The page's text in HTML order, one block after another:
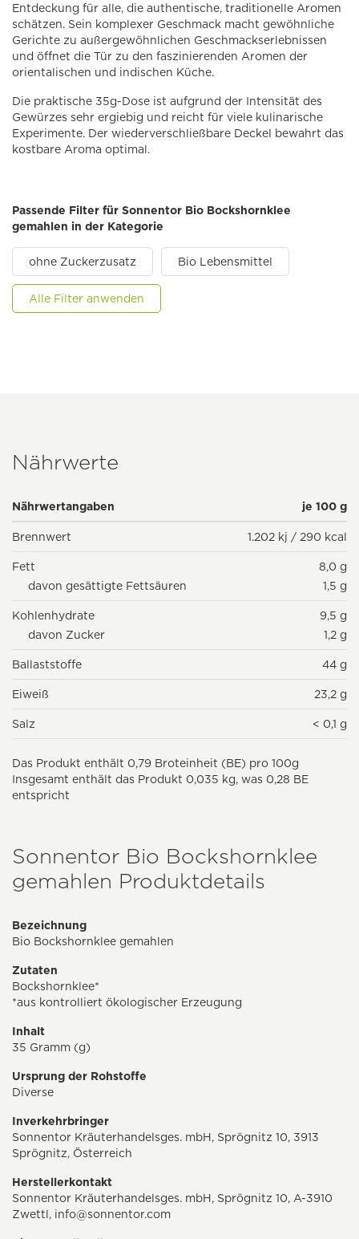
Entdeckung für alle, die authentische, traditionelle Aromen
schätzen. Sein komplexer Geschmack macht gewöhnliche
Gerichte zu außergewöhnlichen Geschmackserlebnissen
und öffnet die Tür zu den faszinierenden Aromen der
orientalischen und indischen Küche.
Die praktische 35g-Dose ist aufgrund der Intensität des
Gewürzes sehr ergiebig und reicht für viele kulinarische
Experimente. Der wiederverschließbare Deckel bewahrt das
kostbare Aroma optimal.
Passende Filter für Sonnentor Bio Bockshornklee
gemahlen in der Kategorie
ohne Zuckerzusatz Bio Lebensmittel
Alle Filter anwenden
Nährwerte
Nährwertangaben je 100 g
Brennwert 1.202 kj / 290 kcal
Fett
8,0 g
davon gesättigte Fettsäuren
1,5 g
Kohlenhydrate
9,5 g
davon Zucker
1,2 g
Ballaststoffe 44 g
Eiweiß 23,2 g
Salz < 0,1 g
Das Produkt enthält 0,79 Broteinheit (BE) pro 100g
Insgesamt enthält das Produkt 0,035 kg, was 0,28 BE
entspricht
Sonnentor Bio Bockshornklee
gemahlen Produktdetails
Bezeichnung
Bio Bockshornklee gemahlen
Zutaten
Bockshornklee*
*aus kontrolliert ökologischer Erzeugung
Inhalt
35 Gramm (g)
Ursprung der Rohstoffe
Diverse
Inverkehrbringer
Sonnentor Kräuterhandelsges. mbH, Sprögnitz 10, 3913
Sprögnitz, Österreich
Herstellerkontakt
Sonnentor Kräuterhandelsges. mbH, Sprögnitz 10, A-3910
Zwettl, info@sonnentor.com